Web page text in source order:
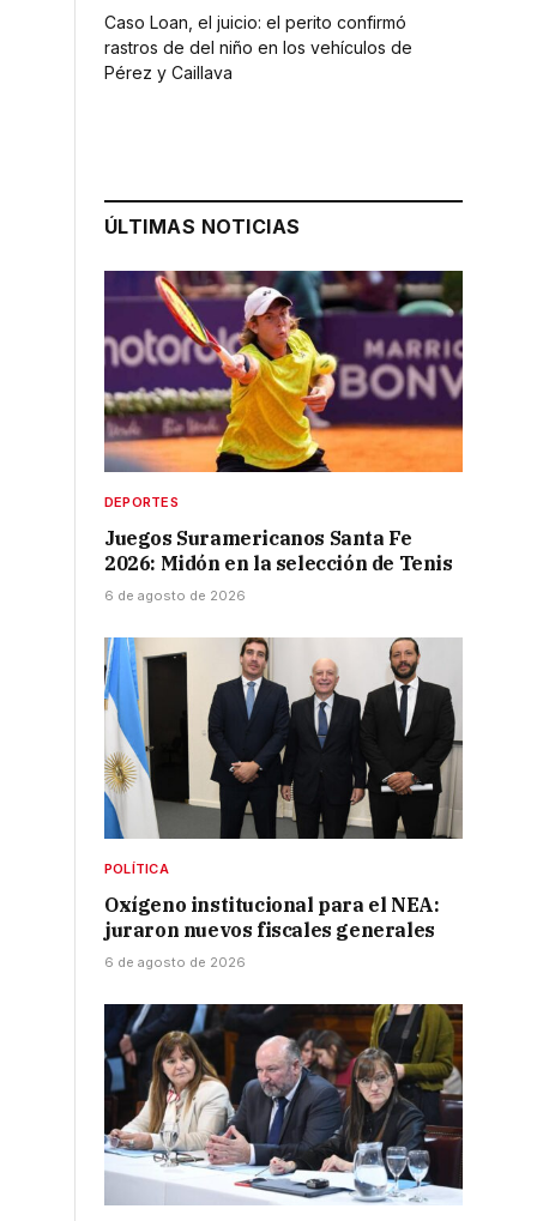
Caso Loan, el juicio: el perito confirmó
rastros de del niño en los vehículos de
Pérez y Caillava
ÚLTIMAS NOTICIAS
DEPORTES
Juegos Suramericanos Santa Fe
2026: Midón en la selección de Tenis
6 de agosto de 2026
POLÍTICA
Oxígeno institucional para el NEA:
juraron nuevos fiscales generales
6 de agosto de 2026